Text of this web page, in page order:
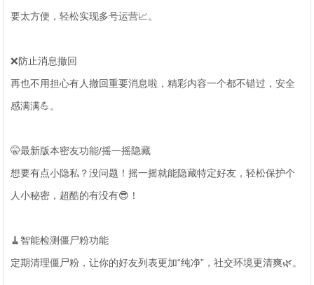
要太方便，轻松实现多号运营📈。
❌防止消息撤回
再也不用担心有人撤回重要消息啦，精彩内容一个都不错过，安全
感满满💪。
🤫最新版本密友功能/摇一摇隐藏
想要有点小隐私？没问题！摇一摇就能隐藏特定好友，轻松保护个
人小秘密，超酷的有没有😎！
🧹智能检测僵尸粉功能
定期清理僵尸粉，让你的好友列表更加“纯净”，社交环境更清爽🌿。